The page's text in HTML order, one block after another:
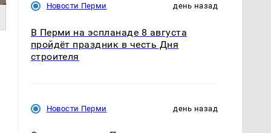
Новости Перми день назад
В Перми на эспланаде 8 августа
пройдёт праздник в честь Дня
строителя
Новости Перми день назад